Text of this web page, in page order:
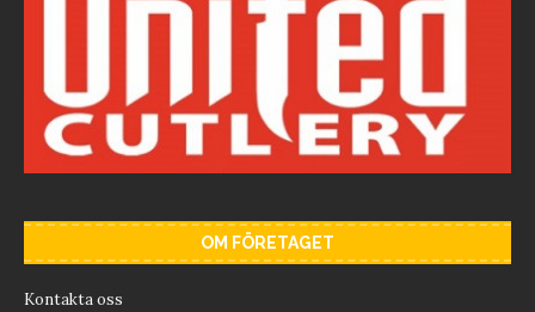
OM FÖRETAGET
Kontakta oss